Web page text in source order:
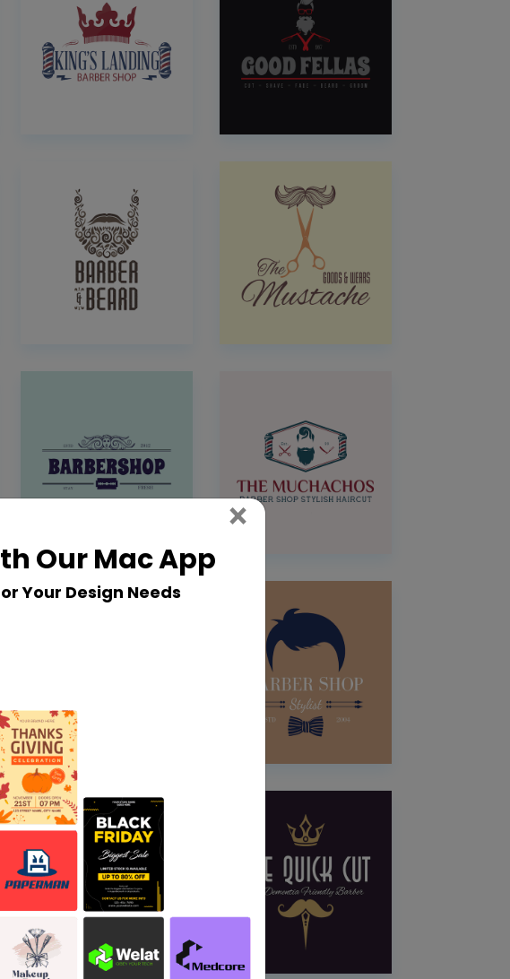
Our Mac App
Your Design Needs
× Close